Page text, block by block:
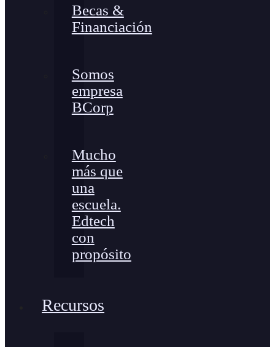
Becas &
Financiación
Somos
empresa
BCorp
Mucho
más que
una
escuela.
Edtech
con
propósito
Recursos